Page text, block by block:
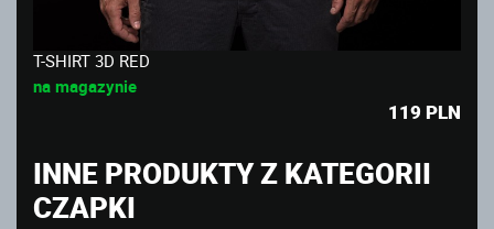
T-SHIRT 3D RED
na magazynie
119 PLN
INNE PRODUKTY Z KATEGORII
CZAPKI